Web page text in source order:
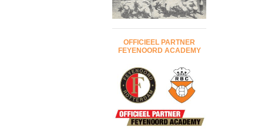
OFFICIEEL PARTNER
FEYENOORD ACADEMY